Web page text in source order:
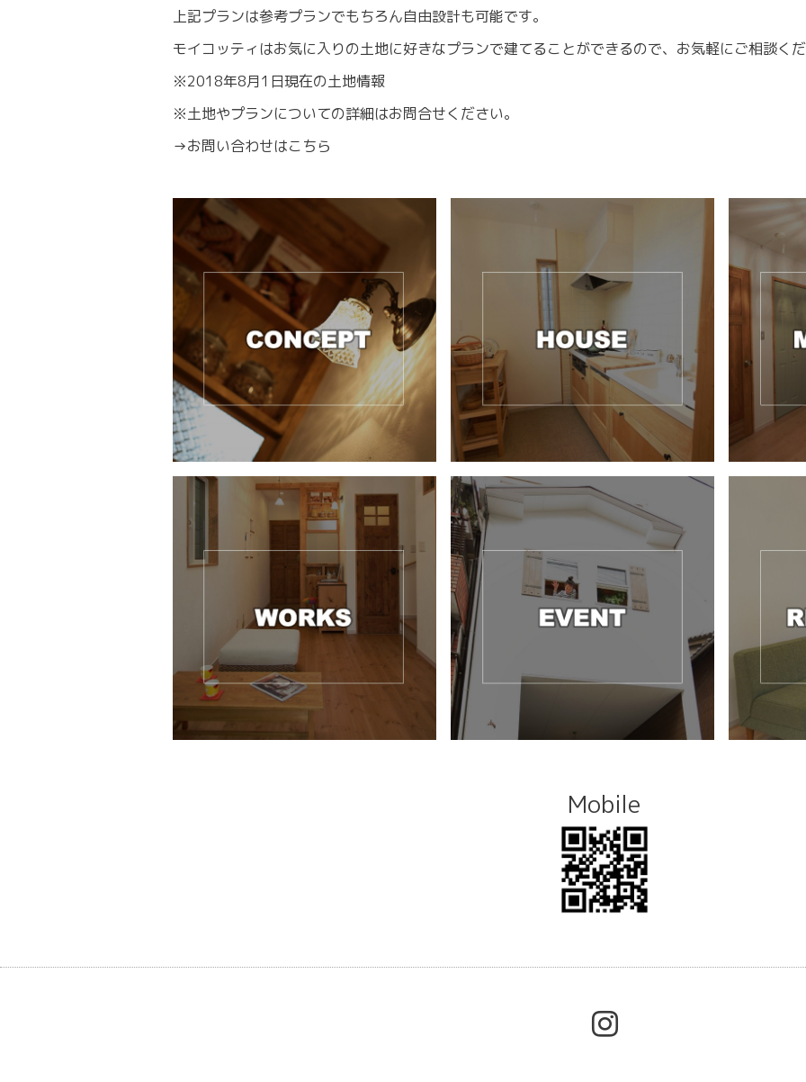
上記プランは参考プランでもちろん自由設計も可能です。
モイコッティはお気に入りの土地に好きなプランで建てることができるので、お気軽にご相談く
※2018年8月1日現在の土地情報
※土地やプランについての詳細はお問合せください。
→お問い合わせはこちら
Mobile